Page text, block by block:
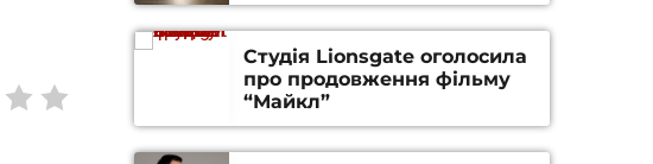
Студія Lionsgate оголосила
про продовження фільму
“Майкл”